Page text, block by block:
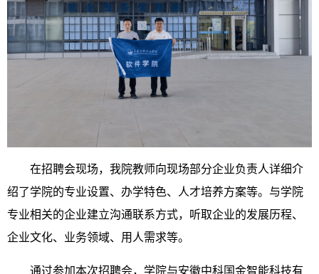
在招聘会现场，我院教师向现场部分企业负责人详细介
绍了学院的专业设置、办学特色、人才培养方案等。与学院
专业相关的企业建立沟通联系方式，听取企业的发展历程、
企业文化、业务领域、用人需求等。
通过参加本次招聘会，学院与安徽中科国金智能科技有